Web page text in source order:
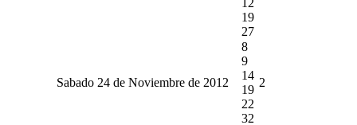
19
27
Sabado 24 de Noviembre de 2012
8
9
14
19
22
32
2